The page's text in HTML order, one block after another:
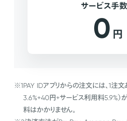
サービス手
0 円
※1PAY IDアプリからの注文には、1注
3.6%+40円+サービス利用料5.9%）
料はかかりません。